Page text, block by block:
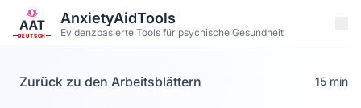
Zum Hauptinhalt springen
DEUTSCH
AnxietyAidTools
Evidenzbasierte Tools für psychische Gesundheit
Zurück zu den Arbeitsblättern 15 min